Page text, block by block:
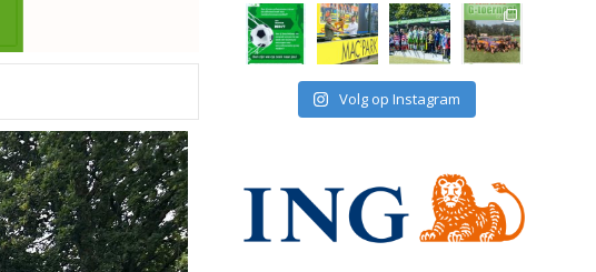
Volg op Instagram